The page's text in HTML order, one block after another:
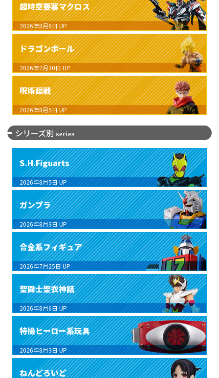
超時空要塞マクロス
2026年8月6日 UP
ドラゴンボール
2026年7月30日 UP
呪術廻戦
2026年8月5日 UP
シリーズ別 series
S.H.Figuarts
2026年8月5日 UP
ガンプラ
2026年8月3日 UP
合金系フィギュア
2026年7月25日 UP
聖闘士聖衣神話
2026年8月6日 UP
特撮ヒーロー系玩具
2026年8月3日 UP
ねんどろいど